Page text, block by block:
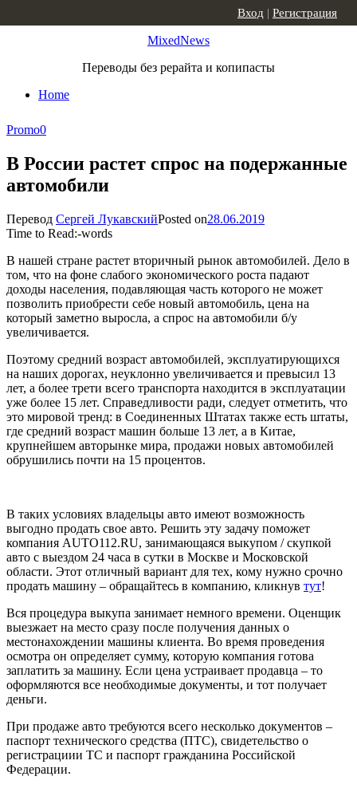
MixedNews
Переводы без рерайта и копипасты
Home
Вход | Регистрация
Promo0
В России растет спрос на подержанные
автомобили
Перевод Сергей ЛукавскийPosted on28.06.2019
Time to Read:-words
В нашей стране растет вторичный рынок автомобилей. Дело в
том, что на фоне слабого экономического роста падают
доходы населения, подавляющая часть которого не может
позволить приобрести себе новый автомобиль, цена на
который заметно выросла, а спрос на автомобили б/у
увеличивается.
Поэтому средний возраст автомобилей, эксплуатирующихся
на наших дорогах, неуклонно увеличивается и превысил 13
лет, а более трети всего транспорта находится в эксплуатации
уже более 15 лет. Справедливости ради, следует отметить, что
это мировой тренд: в Соединенных Штатах также есть штаты,
где средний возраст машин больше 13 лет, а в Китае,
крупнейшем авторынке мира, продажи новых автомобилей
обрушились почти на 15 процентов.
В таких условиях владельцы авто имеют возможность
выгодно продать свое авто. Решить эту задачу поможет
компания AUTO112.RU, занимающаяся выкупом / скупкой
авто с выездом 24 часа в сутки в Москве и Московской
области. Этот отличный вариант для тех, кому нужно срочно
продать машину – обращайтесь в компанию, кликнув тут!
Вся процедура выкупа занимает немного времени. Оценщик
выезжает на место сразу после получения данных о
местонахождении машины клиента. Во время проведения
осмотра он определяет сумму, которую компания готова
заплатить за машину. Если цена устраивает продавца – то
оформляются все необходимые документы, и тот получает
деньги.
При продаже авто требуются всего несколько документов –
паспорт технического средства (ПТС), свидетельство о
регистрациии ТС и паспорт гражданина Российской
Федерации.